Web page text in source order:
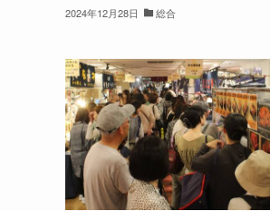
2024年12月28日 総合